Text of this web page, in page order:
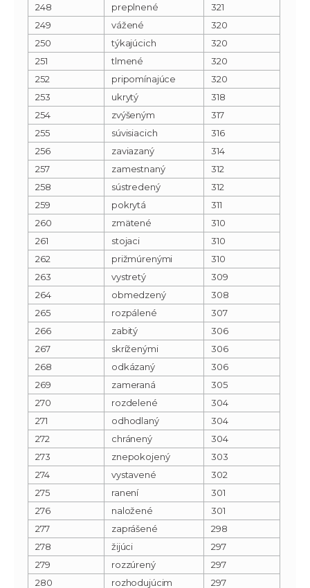
248
preplnené
321
249
vážené
320
250
týkajúcich
320
251
tlmené
320
252
pripomínajúce
320
253
ukrytý
318
254
zvýšeným
317
255
súvisiacich
316
256
zaviazaný
314
257
zamestnaný
312
258
sústredený
312
259
pokrytá
311
260
zmätené
310
261
stojaci
310
262
prižmúrenými
310
263
vystretý
309
264
obmedzený
308
265
rozpálené
307
266
zabitý
306
267
skríženými
306
268
odkázaný
306
269
zameraná
305
270
rozdelené
304
271
odhodlaný
304
272
chránený
304
273
znepokojený
303
274
vystavené
302
275
ranení
301
276
naložené
301
277
zaprášené
298
278
žijúci
297
279
rozzúrený
297
280
rozhodujúcim 297